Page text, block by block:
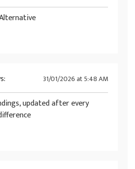
31/01/2026 at 5:48 AM
updated after every